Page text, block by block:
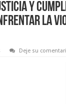
y
la
Deje su